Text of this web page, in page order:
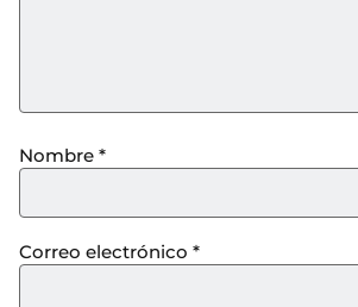
Nombre *
Correo electrónico *